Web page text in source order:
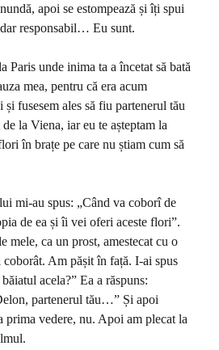
apoi se estompează și îți spui
responsabil… Eu sunt.
Paris unde inima ta a încetat să bată
mea, pentru că era acum
fusesem ales să fiu partenerul tău
la Viena, iar eu te așteptam la
în brațe pe care nu știam cum să
mi-au spus: „Când va coborî de
de ea și îi vei oferi aceste flori”.
mele, ca un prost, amestecat cu o
Am pășit în față. I-ai spus
acela?” Ea a răspuns:
partenerul tău…” Și apoi
prima vedere, nu. Apoi am plecat la